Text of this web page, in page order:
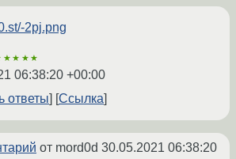
2pj.png
06:38:20 +00:00
ответы
Ссылка
от mord0d 30.05.2021 06:38:20